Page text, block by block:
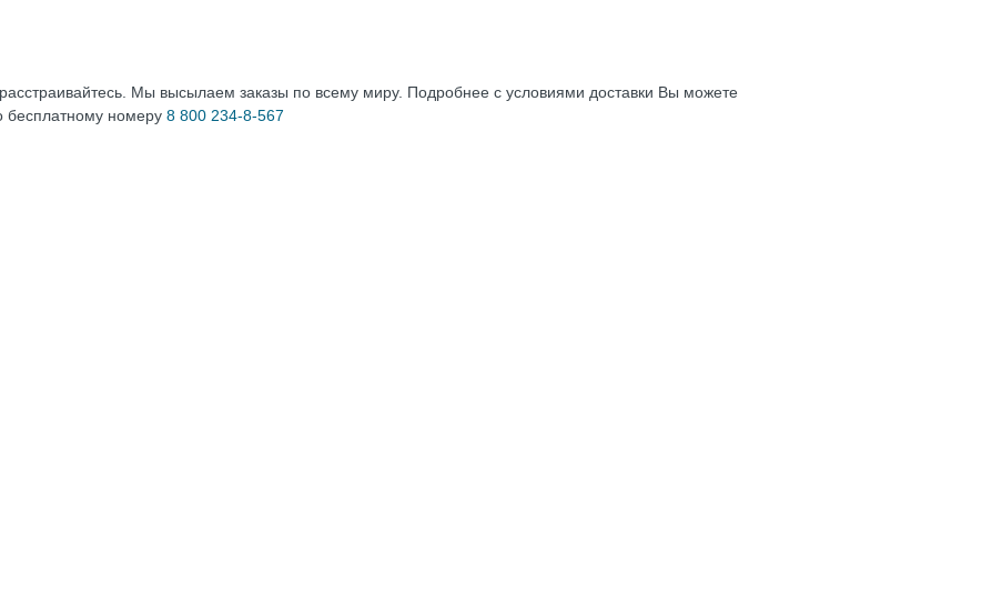
Мы высылаем заказы по всему миру. Подробнее с условиями доставки Вы можете
бесплатному номеру 8 800 234-8-567